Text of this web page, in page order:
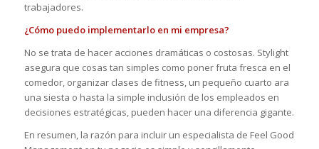
trabajadores.
¿Cómo puedo implementarlo en mi empresa?
No se trata de hacer acciones dramáticas o costosas. Stylight
asegura que cosas tan simples como poner fruta fresca en el
comedor, organizar clases de fitness, un pequeño cuarto ara
una siesta o hasta la simple inclusión de los empleados en
decisiones estratégicas, pueden hacer una diferencia gigante.
En resumen, la razón para incluir un especialista de Feel Good